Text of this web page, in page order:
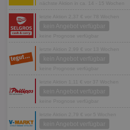
nächste Aktion in ca. 14 - 15 Wochen
letzte Aktion 2,37 € vor 78 Wochen
kein Angebot verfügbar
keine Prognose verfügbar
letzte Aktion 2,99 € vor 13 Wochen
kein Angebot verfügbar
keine Prognose verfügbar
letzte Aktion 1,11 € vor 37 Wochen
kein Angebot verfügbar
keine Prognose verfügbar
letzte Aktion 2,79 € vor 5 Wochen
kein Angebot verfügbar